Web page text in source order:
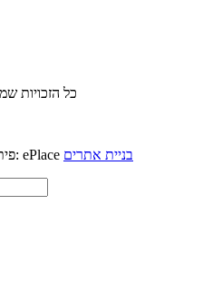
| פיתוח: ePlace בניית אתרים